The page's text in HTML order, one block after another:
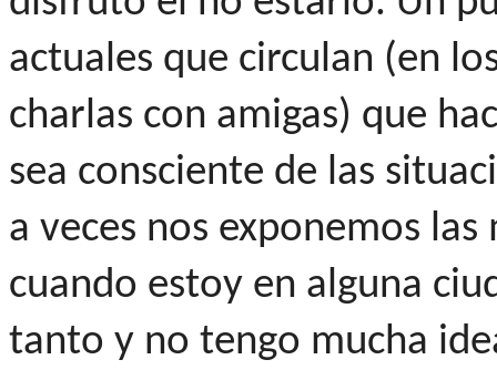
actuales que circulan (en
charlas con amigas) que
sea consciente de las
a veces nos exponemos
cuando estoy en alguna
tanto y no tengo mucha